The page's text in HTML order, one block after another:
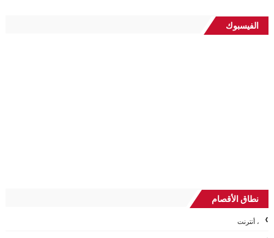
الفيسبوك
نطاق الأقصام
، أنترنت